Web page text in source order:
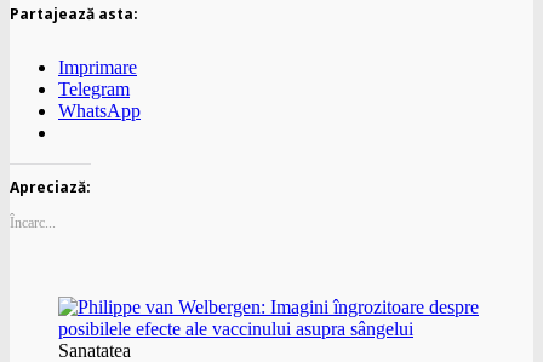
Partajează asta:
Imprimare
Telegram
WhatsApp
Apreciază:
Încarc...
Sanatatea